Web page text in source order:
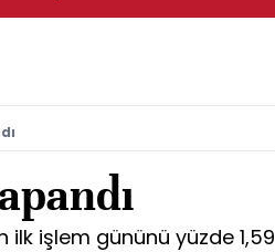
ilk işlem gününü yüzde 1,59